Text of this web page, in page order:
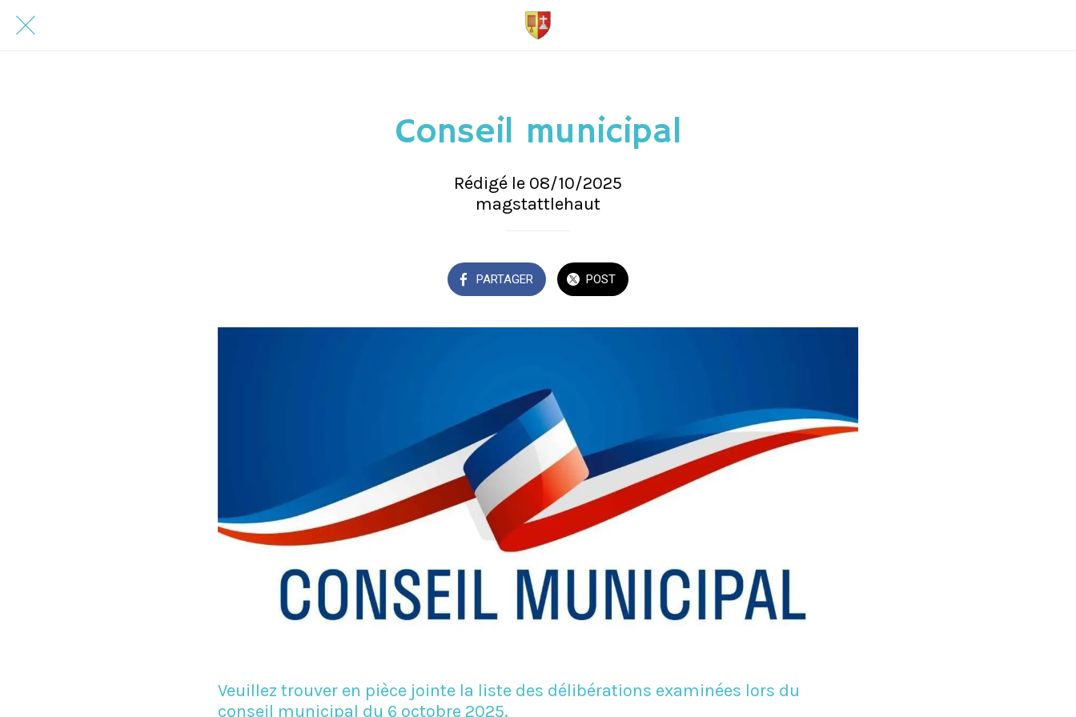
Conseil municipal
Rédigé le 08/10/2025
magstattlehaut
PARTAGER POST
Veuillez trouver en pièce jointe la liste des délibérations examinées lors du
conseil municipal du 6 octobre 2025.